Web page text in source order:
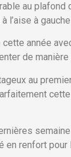
au plafond
l’aise à
année
de
au
renfort